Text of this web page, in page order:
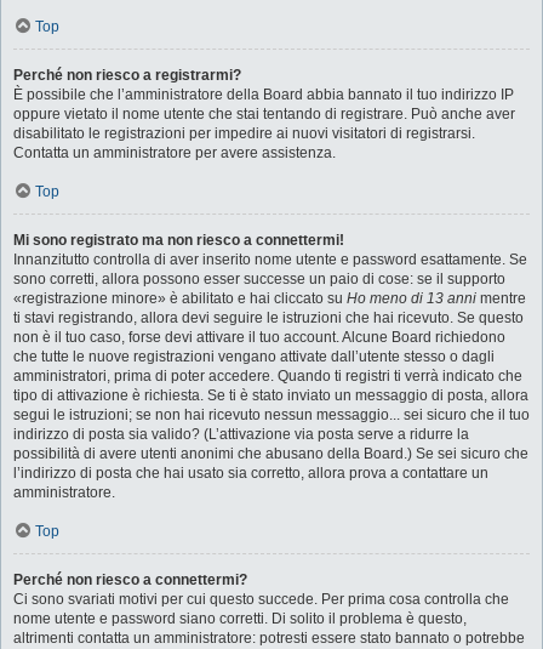
Top
Perché non riesco a registrarmi?
È possibile che l’amministratore della Board abbia bannato il tuo indirizzo IP
oppure vietato il nome utente che stai tentando di registrare. Può anche aver
disabilitato le registrazioni per impedire ai nuovi visitatori di registrarsi.
Contatta un amministratore per avere assistenza.
Top
Mi sono registrato ma non riesco a connettermi!
Innanzitutto controlla di aver inserito nome utente e password esattamente. Se
sono corretti, allora possono esser successe un paio di cose: se il supporto
«registrazione minore» è abilitato e hai cliccato su Ho meno di 13 anni mentre
ti stavi registrando, allora devi seguire le istruzioni che hai ricevuto. Se questo
non è il tuo caso, forse devi attivare il tuo account. Alcune Board richiedono
che tutte le nuove registrazioni vengano attivate dall’utente stesso o dagli
amministratori, prima di poter accedere. Quando ti registri ti verrà indicato che
tipo di attivazione è richiesta. Se ti è stato inviato un messaggio di posta, allora
segui le istruzioni; se non hai ricevuto nessun messaggio... sei sicuro che il tuo
indirizzo di posta sia valido? (L’attivazione via posta serve a ridurre la
possibilità di avere utenti anonimi che abusano della Board.) Se sei sicuro che
l’indirizzo di posta che hai usato sia corretto, allora prova a contattare un
amministratore.
Top
Perché non riesco a connettermi?
Ci sono svariati motivi per cui questo succede. Per prima cosa controlla che
nome utente e password siano corretti. Di solito il problema è questo,
altrimenti contatta un amministratore: potresti essere stato bannato o potrebbe